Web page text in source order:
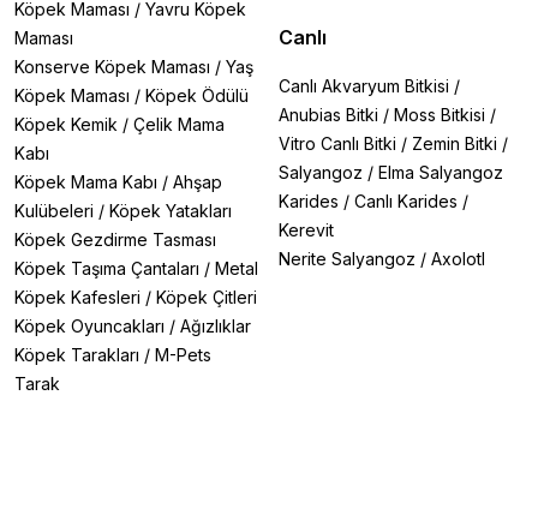
Köpek Maması / Yavru Köpek
Maması
Konserve Köpek Maması / Yaş
Köpek Maması / Köpek Ödülü
Köpek Kemik / Çelik Mama
Kabı
Köpek Mama Kabı / Ahşap
Kulübeleri / Köpek Yatakları
Köpek Gezdirme Tasması
Köpek Taşıma Çantaları / Metal
Köpek Kafesleri / Köpek Çitleri
Köpek Oyuncakları / Ağızlıklar
Köpek Tarakları / M-Pets
Tarak
Canlı
Canlı Akvaryum Bitkisi /
Anubias Bitki / Moss Bitkisi /
Vitro Canlı Bitki / Zemin Bitki /
Salyangoz / Elma Salyangoz
Karides / Canlı Karides /
Kerevit
Nerite Salyangoz / Axolotl